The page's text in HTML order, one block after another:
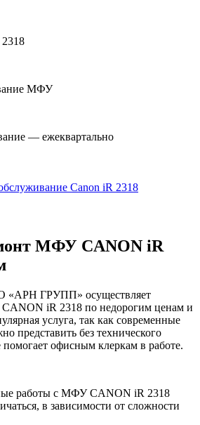
МФУ
— ежеквартально
Canon iR 2318
МФУ CANON iR
«АРН ГРУПП» осуществляет
iR 2318 по недорогим ценам и
услуга, так как современные
представить без технического
помогает офисным клеркам в работе.
работы с МФУ CANON iR 2318
в зависимости от сложности